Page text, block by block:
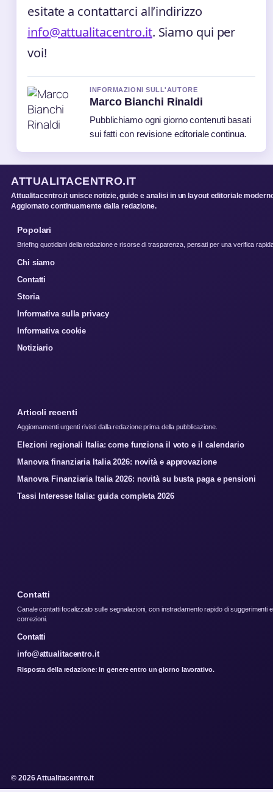
esitate a contattarci all’indirizzo
info@attualitacentro.it. Siamo qui per
voi!
INFORMAZIONI SULL'AUTORE
Marco Bianchi Rinaldi
Pubblichiamo ogni giorno contenuti basati
sui fatti con revisione editoriale continua.
ATTUALITACENTRO.IT
Attualitacentro.it unisce notizie, guide e analisi in un layout editoriale
Aggiornato continuamente dalla redazione.
Popolari
Briefing quotidiani della redazione e risorse di trasparenza, pensati per una verifica
Chi siamo
Contatti
Storia
Informativa sulla privacy
Informativa cookie
Notiziario
Articoli recenti
Aggiornamenti urgenti rivisti dalla redazione prima della pubblicazione.
Elezioni regionali Italia: come funziona il voto e il calendario
Manovra finanziaria Italia 2026: novità e approvazione
Manovra Finanziaria Italia 2026: novità su busta paga e pensioni
Tassi Interesse Italia: guida completa 2026
Contatti
Canale contatti focalizzato sulle segnalazioni, con instradamento rapido di suggerimenti e
correzioni.
Contatti
info@attualitacentro.it
Risposta della redazione: in genere entro un giorno lavorativo.
© 2026 Attualitacentro.it